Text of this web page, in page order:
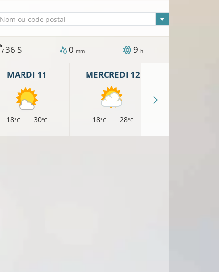
sélectionnée
Nom ou code postal
/36 S 0 mm 9 h
MARDI 11
18°C 30°C
MERCREDI 12
18°C 28°C